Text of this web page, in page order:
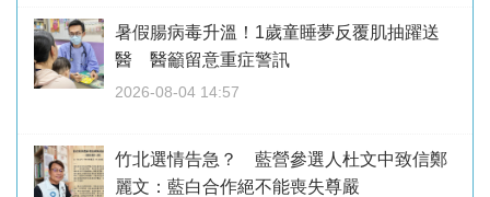
暑假腸病毒升溫！1歲童睡夢反覆肌抽躍送
醫 醫籲留意重症警訊
2026-08-04 14:57
竹北選情告急？ 藍營參選人杜文中致信鄭
麗文：藍白合作絕不能喪失尊嚴